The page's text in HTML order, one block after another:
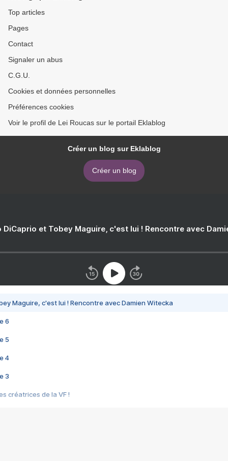
Top articles
Pages
Contact
Signaler un abus
C.G.U.
Cookies et données personnelles
Préférences cookies
Voir le profil de Lei Roucas sur le portail Eklablog
Créer un blog sur Eklablog
Créer un blog
DiCaprio et Tobey Maguire, c'est lui ! Rencontre avec
Maguire, c'est lui ! Rencontre avec Damien Witecka
6
5
4
3
créatrices de la VF !